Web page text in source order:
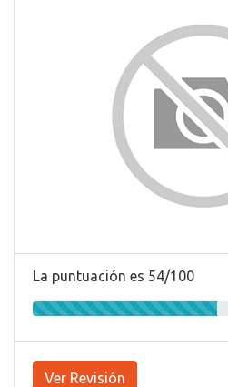
La puntuación es 54/100
Ver Revisión